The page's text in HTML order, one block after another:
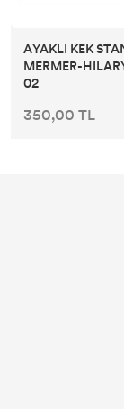
AYAKLI KEK
MERMER-
02
350,00 TL